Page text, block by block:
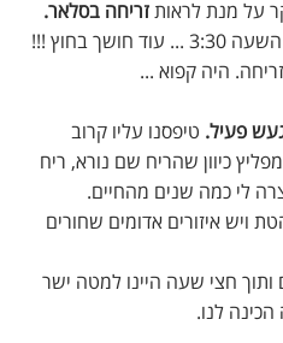
זריחה בסלאר.
בחוץ !!!
היה קפוא ...
פעיל. טיפסנו עליו קרוב
כיוון שהריח שם נורא, ריח
לי כמה שנים מהחיים.
ויש איזורים אדומים שחורים
חצי שעה היינו למטה ישר
לנו.